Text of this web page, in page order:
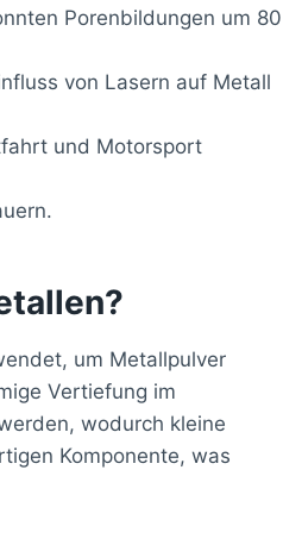
Porenbildungen um 80
von Lasern auf Metall
und Motorsport
um Metallpulver
Vertiefung im
wodurch kleine
Komponente, was